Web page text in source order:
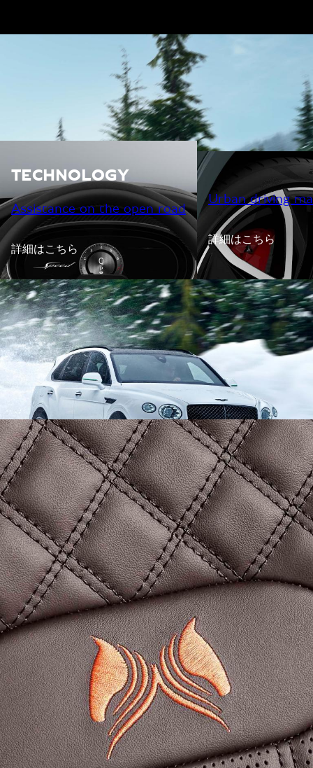
TECHNOLOGY
Assistance on the open road
詳細はこちら
Urban driving
詳細はこちら